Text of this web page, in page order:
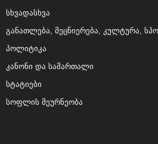
სხვადასხვა
განათლება, მეცნიერება, კულტურა,
პოლიტიკა
კანონი და სამართალი
სტატიები
სოფლის მეურნეობა